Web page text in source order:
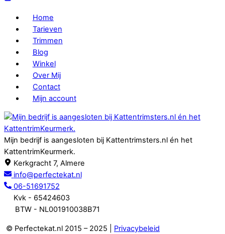
Home
Tarieven
Trimmen
Blog
Winkel
Over Mij
Contact
Mijn account
Mijn bedrijf is aangesloten bij Kattentrimsters.nl én het
KattentrimKeurmerk.
Kerkgracht 7, Almere
info@perfectekat.nl
06-51691752
Kvk - 65424603
BTW - NL001910038B71
© Perfectekat.nl 2015 – 2025 | Privacybeleid